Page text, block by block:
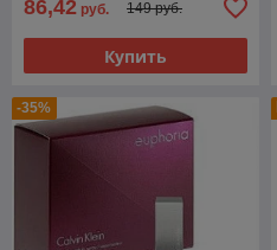
86,42 руб. 149 руб.
Купить
-35%